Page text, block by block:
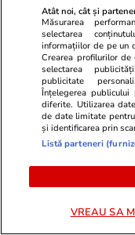
de ani
Știri România
„Fabrică” de
DIICOT: peste
pagubă de
pensii și date
Un tânăr fără
Atât noi, cât și
Măsurarea
selectarea
informațiilor de pe un
Crearea profilurilor
selectarea
publicitate
Înțelegerea
diferite. Utilizarea
de date limitate
și identificarea prin
Listă parteneri
VREAU SA